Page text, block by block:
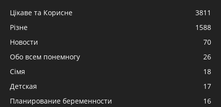
Цікаве та Корисне
3811
Різне
1588
Новости
70
Обо всем понемногу
26
Сімя
18
Детская
17
Планирование беременности
16